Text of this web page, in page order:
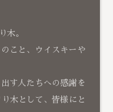
木。
こと、ウイスキーや
す人たちへの感謝を
木として、皆様にと